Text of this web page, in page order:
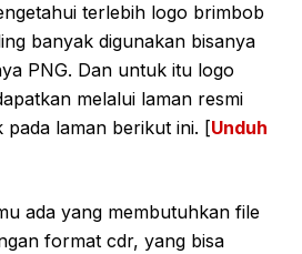
terlebih logo brimbob
banyak digunakan bisanya
PNG. Dan untuk itu logo
melalui laman resmi
pada laman berikut ini. [Unduh
ada yang membutuhkan file
format cdr, yang bisa